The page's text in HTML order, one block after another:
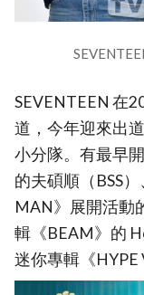
SEVENTEEN 在
道，今年迎來出
小分隊。有最早
的夫碩順（BSS
MAN》展開活動
輯《BEAM》的
迷你專輯《HYPE